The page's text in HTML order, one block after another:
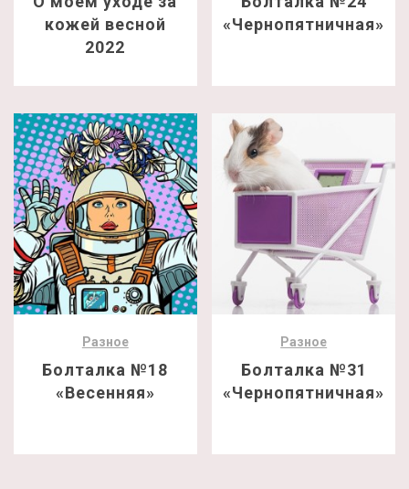
кожей весной
2022
«Чернопятничная»
Разное
Болталка №18
«Весенняя»
Разное
Болталка №31
«Чернопятничная»